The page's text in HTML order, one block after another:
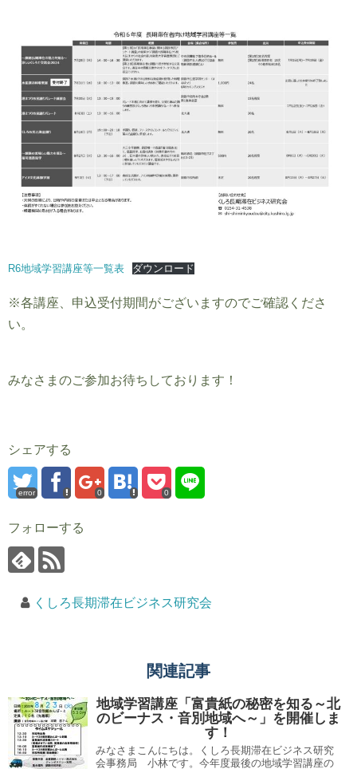
R6地域学習講座等一覧表 ダウンロード
※各講座、申込受付期間がございますのでご確認くださ
い。
みなさまのご参加お待ちしております！
シェアする
error 0 0
フォローする
くしろ長期滞在ビジネス研究会
関連記事
地域学習講座「富貴紙の秘密を知る～北
のビーナス・音別地域へ～」を開催しま
す！
みなさまこんにちは。くしろ長期滞在ビジネス研究
会事務局 小林です。今年度最後の地域学習講座の